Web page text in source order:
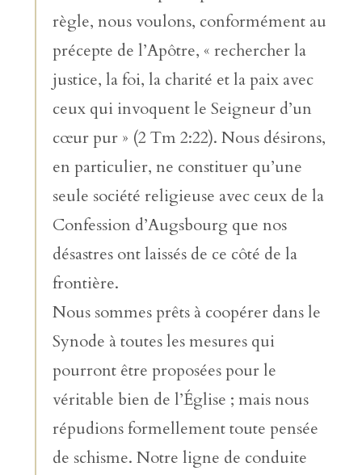
règle, nous voulons, conformément au
précepte de l’Apôtre, « rechercher la
justice, la foi, la charité et la paix avec
ceux qui invoquent le Seigneur d’un
cœur pur » (2 Tm 2:22). Nous désirons,
en particulier, ne constituer qu’une
seule société religieuse avec ceux de la
Confession d’Augsbourg que nos
désastres ont laissés de ce côté de la
frontière.
Nous sommes prêts à coopérer dans le
Synode à toutes les mesures qui
pourront être proposées pour le
véritable bien de l’Église ; mais nous
répudions formellement toute pensée
de schisme. Notre ligne de conduite